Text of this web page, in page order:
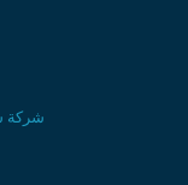
شركة